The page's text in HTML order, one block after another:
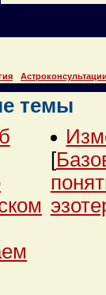
темы
[